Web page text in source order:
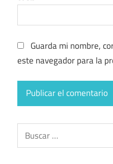
Guarda mi nombre,
este navegador para la
Buscar: